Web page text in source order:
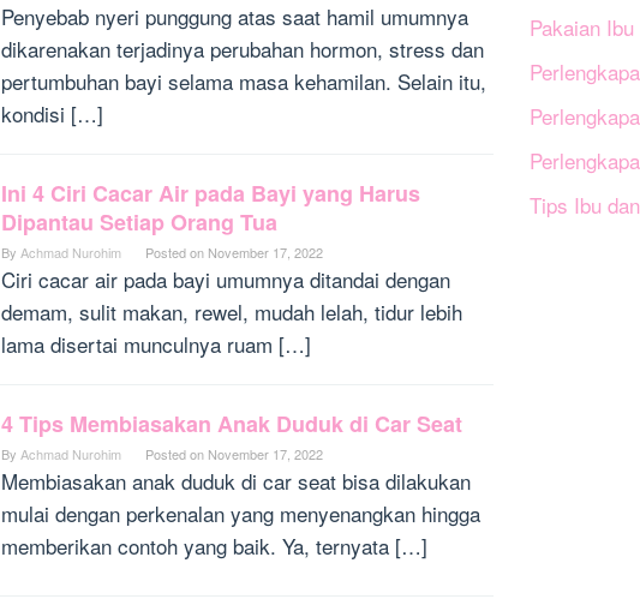
Penyebab nyeri punggung atas saat hamil umumnya
dikarenakan terjadinya perubahan hormon, stress dan
pertumbuhan bayi selama masa kehamilan. Selain itu,
kondisi […]
Ini 4 Ciri Cacar Air pada Bayi yang Harus
Dipantau Setiap Orang Tua
By Achmad Nurohim Posted on November 17, 2022
Ciri cacar air pada bayi umumnya ditandai dengan
demam, sulit makan, rewel, mudah lelah, tidur lebih
lama disertai munculnya ruam […]
4 Tips Membiasakan Anak Duduk di Car Seat
By Achmad Nurohim Posted on November 17, 2022
Membiasakan anak duduk di car seat bisa dilakukan
mulai dengan perkenalan yang menyenangkan hingga
memberikan contoh yang baik. Ya, ternyata […]
Pakaian
Tips Ibu